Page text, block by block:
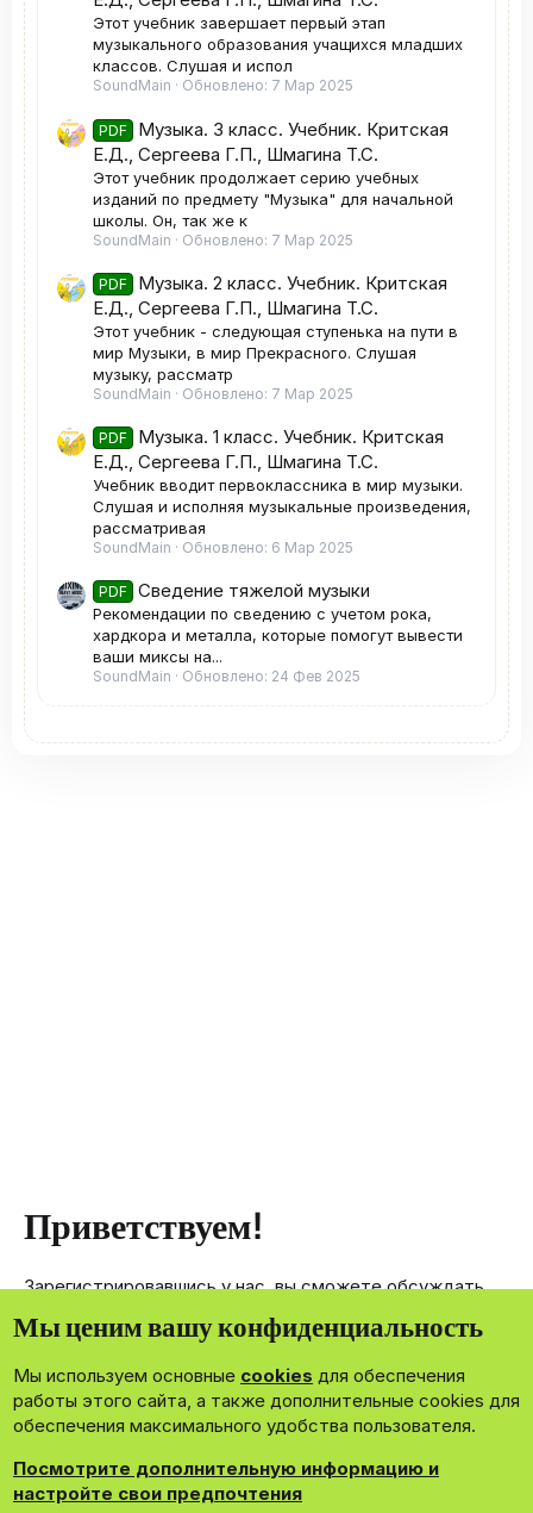
Этот учебник завершает первый этап
музыкального образования учащихся младших
классов. Слушая и испол
SoundMain Обновлено: 7 Мар 2025
PDF
Музыка. 3 класс. Учебник. Критская
Е.Д., Сергеева Г.П., Шмагина Т.С.
Этот учебник продолжает серию учебных
изданий по предмету "Музыка" для начальной
школы. Он, так же к
SoundMain Обновлено: 7 Мар 2025
PDF
Музыка. 2 класс. Учебник. Критская
Е.Д., Сергеева Г.П., Шмагина Т.С.
Этот учебник - следующая ступенька на пути в
мир Музыки, в мир Прекрасного. Слушая
музыку, рассматр
SoundMain Обновлено: 7 Мар 2025
PDF
Музыка. 1 класс. Учебник. Критская
Е.Д., Сергеева Г.П., Шмагина Т.С.
Учебник вводит первоклассника в мир музыки.
Слушая и исполняя музыкальные произведения,
рассматривая
SoundMain Обновлено: 6 Мар 2025
PDF Сведение тяжелой музыки
Рекомендации по сведению с учетом рока,
хардкора и металла, которые помогут вывести
ваши миксы на...
SoundMain Обновлено: 24 Фев 2025
Приветствуем!
Зарегистрировавшись у нас, вы сможете обсуждать,
членам нашего сообщества.
Зарегистрироваться сейчас!
Мы ценим вашу конфиденциальность
Мы используем основные cookies для обеспечения
работы этого сайта, а также дополнительные cookies для
обеспечения максимального удобства пользователя.
Посмотрите дополнительную информацию и
настройте свои предпочтения